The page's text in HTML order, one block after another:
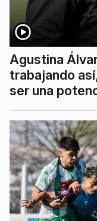
Agustina
trabajando
ser una